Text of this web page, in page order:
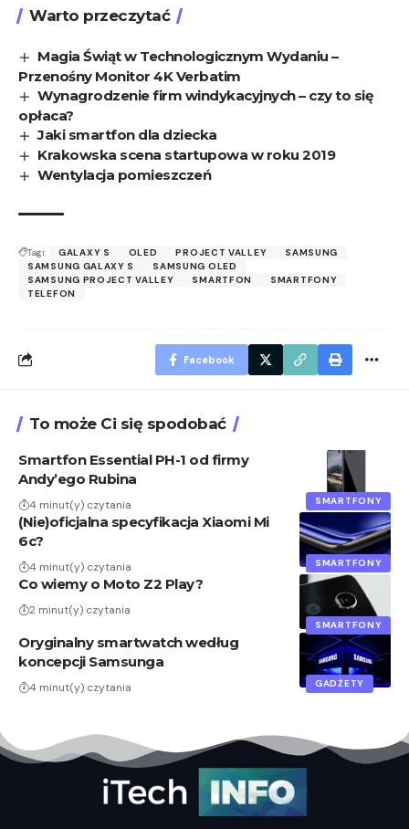
Warto przeczytać
Magia Świąt w Technologicznym Wydaniu –
Przenośny Monitor 4K Verbatim
Wynagrodzenie firm windykacyjnych – czy to się
opłaca?
Jaki smartfon dla dziecka
Krakowska scena startupowa w roku 2019
Wentylacja pomieszczeń
Tagi: GALAXY S OLED PROJECT VALLEY
SAMSUNG
SAMSUNG GALAXY S
SAMSUNG OLED
SAMSUNG PROJECT VALLEY
SMARTFON
SMARTFONY
TELEFON
Facebook
To może Ci się spodobać
SMARTFONY
Smartfon Essential PH-1 od firmy
Andy’ego Rubina
4 minut(y) czytania
SMARTFONY
(Nie)oficjalna specyfikacja Xiaomi Mi
6c?
4 minut(y) czytania
SMARTFONY
Co wiemy o Moto Z2 Play?
2 minut(y) czytania
GADŻETY
Oryginalny smartwatch według
koncepcji Samsunga
4 minut(y) czytania